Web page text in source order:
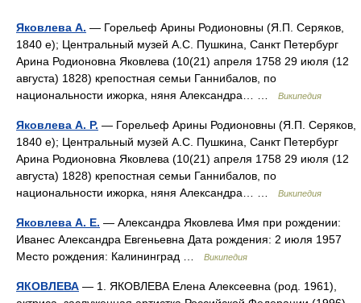
Яковлева А. — Горельеф Арины Родионовны (Я.П. Серяков,
1840 е); Центральный музей А.С. Пушкина, Санкт Петербург
Арина Родионовна Яковлева (10(21) апреля 1758 29 июля (12
августа) 1828) крепостная семьи Ганнибалов, по
национальности ижорка, няня Александра… …
Википедия
Яковлева А. Р. — Горельеф Арины Родионовны (Я.П. Серяков,
1840 е); Центральный музей А.С. Пушкина, Санкт Петербург
Арина Родионовна Яковлева (10(21) апреля 1758 29 июля (12
августа) 1828) крепостная семьи Ганнибалов, по
национальности ижорка, няня Александра… …
Википедия
Яковлева А. Е. — Александра Яковлева Имя при рождении:
Иванес Александра Евгеньевна Дата рождения: 2 июля 1957
Место рождения: Калининград …
Википедия
ЯКОВЛЕВА — 1. ЯКОВЛЕВА Елена Алексеевна (род. 1961),